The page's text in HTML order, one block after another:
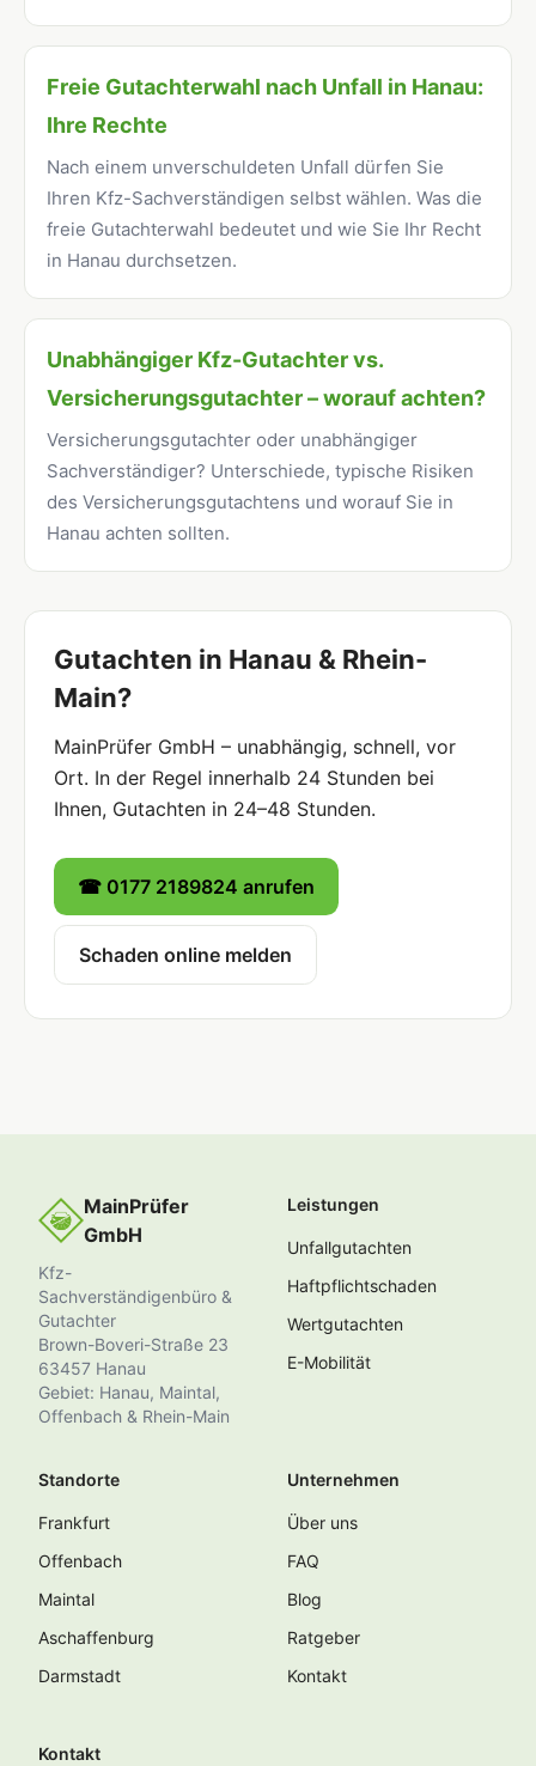
Freie Gutachterwahl nach Unfall in Hanau:
Ihre Rechte
Nach einem unverschuldeten Unfall dürfen Sie
Ihren Kfz-Sachverständigen selbst wählen. Was die
freie Gutachterwahl bedeutet und wie Sie Ihr Recht
in Hanau durchsetzen.
Unabhängiger Kfz-Gutachter vs.
Versicherungsgutachter – worauf achten?
Versicherungsgutachter oder unabhängiger
Sachverständiger? Unterschiede, typische Risiken
des Versicherungsgutachtens und worauf Sie in
Hanau achten sollten.
Gutachten in Hanau & Rhein-
Main?
MainPrüfer GmbH – unabhängig, schnell, vor
Ort. In der Regel innerhalb 24 Stunden bei
Ihnen, Gutachten in 24–48 Stunden.
☎ 0177 2189824 anrufen
Schaden online melden
MainPrüfer
GmbH
Kfz-
Sachverständigenbüro &
Gutachter
Brown-Boveri-Straße 23
63457 Hanau
Gebiet: Hanau, Maintal,
Offenbach & Rhein-Main
Leistungen
Unfallgutachten
Haftpflichtschaden
Wertgutachten
E-Mobilität
Standorte
Frankfurt
Offenbach
Maintal
Aschaffenburg
Darmstadt
Unternehmen
Über uns
FAQ
Blog
Ratgeber
Kontakt
Kontakt